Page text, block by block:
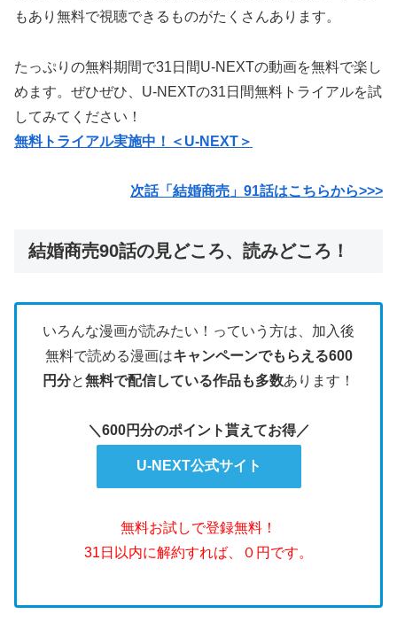
もあり無料で視聴できるものがたくさんあります。
たっぷりの無料期間で31日間U-NEXTの動画を無料で楽し
めます。ぜひぜひ、U-NEXTの31日間無料トライアルを試
してみてください！
無料トライアル実施中！＜U-NEXT＞
次話「結婚商売」91話はこちらから>>>
結婚商売90話の見どころ、読みどころ！
いろんな漫画が読みたい！っていう方は、加入後
無料で読める漫画はキャンペーンでもらえる600
円分と無料で配信している作品も多数あります！
＼600円分のポイント貰えてお得／
U-NEXT公式サイト
無料お試しで登録無料！
31日以内に解約すれば、０円です。